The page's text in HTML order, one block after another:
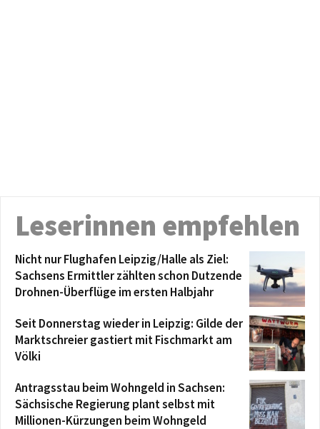
Leserinnen empfehlen
Nicht nur Flughafen Leipzig/Halle als Ziel:
Sachsens Ermittler zählten schon Dutzende
Drohnen-Überflüge im ersten Halbjahr
Seit Donnerstag wieder in Leipzig: Gilde der
Marktschreier gastiert mit Fischmarkt am
Völki
Antragsstau beim Wohngeld in Sachsen:
Sächsische Regierung plant selbst mit
Millionen-Kürzungen beim Wohngeld